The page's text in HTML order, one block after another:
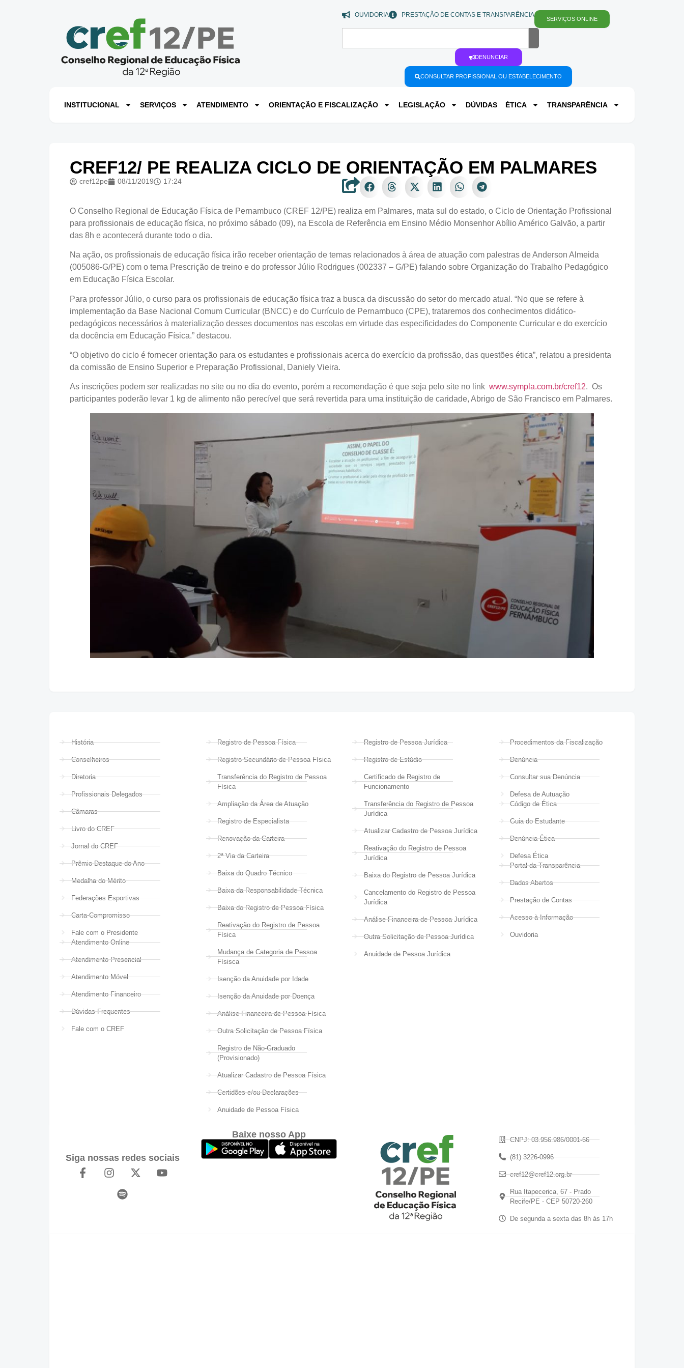
OUVIDORIA PRESTAÇÃO DE CONTAS E TRANSPARÊNCIA
SERVIÇOS ONLINE
DENUNCIAR
CONSULTAR PROFISSIONAL OU ESTABELECIMENTO
INSTITUCIONAL SERVIÇOS ATENDIMENTO ORIENTAÇÃO E FISCALIZAÇÃO LEGISLAÇÃO DÚVIDAS ÉTICA TRANSPARÊNCIA
CREF12/ PE REALIZA CICLO DE ORIENTAÇÃO EM PALMARES
cref12pe 08/11/2019 17:24
O Conselho Regional de Educação Física de Pernambuco (CREF 12/PE) realiza em Palmares, mata sul do estado, o Ciclo de Orientação Profissional
para profissionais de educação física, no próximo sábado (09), na Escola de Referência em Ensino Médio Monsenhor Abílio Américo Galvão, a partir
das 8h e acontecerá durante todo o dia.
Na ação, os profissionais de educação física irão receber orientação de temas relacionados à área de atuação com palestras de Anderson Almeida
(005086-G/PE) com o tema Prescrição de treino e do professor Júlio Rodrigues (002337 – G/PE) falando sobre Organização do Trabalho Pedagógico
em Educação Física Escolar.
Para professor Júlio, o curso para os profissionais de educação física traz a busca da discussão do setor do mercado atual. “No que se refere à
implementação da Base Nacional Comum Curricular (BNCC) e do Currículo de Pernambuco (CPE), trataremos dos conhecimentos didático-
pedagógicos necessários à materialização desses documentos nas escolas em virtude das especificidades do Componente Curricular e do exercício
da docência em Educação Física.” destacou.
“O objetivo do ciclo é fornecer orientação para os estudantes e profissionais acerca do exercício da profissão, das questões ética”, relatou a presidenta
da comissão de Ensino Superior e Preparação Profissional, Daniely Vieira.
As inscrições podem ser realizadas no site ou no dia do evento, porém a recomendação é que seja pelo site no link www.sympla.com.br/cref12. Os
participantes poderão levar 1 kg de alimento não perecível que será revertida para uma instituição de caridade, Abrigo de São Francisco em Palmares.
História
Conselheiros
Diretoria
Profissionais Delegados
Câmaras
Livro do CREF
Jornal do CREF
Prêmio Destaque do Ano
Medalha do Mérito
Federações Esportivas
Carta-Compromisso
Fale com o Presidente
Atendimento Online
Atendimento Presencial
Atendimento Móvel
Atendimento Financeiro
Dúvidas Frequentes
Fale com o CREF
Registro de Pessoa Física
Registro Secundário de Pessoa Física
Transferência do Registro de Pessoa
Física
Ampliação da Área de Atuação
Registro de Especialista
Renovação da Carteira
2ª Via da Carteira
Baixa do Quadro Técnico
Baixa da Responsabilidade Técnica
Baixa do Registro de Pessoa Física
Reativação do Registro de Pessoa
Física
Mudança de Categoria de Pessoa
Físisca
Isenção da Anuidade por Idade
Isenção da Anuidade por Doença
Análise Financeira de Pessoa Física
Outra Solicitação de Pessoa Física
Registro de Não-Graduado
(Provisionado)
Atualizar Cadastro de Pessoa Física
Certidões e/ou Declarações
Anuidade de Pessoa Física
Registro de Pessoa Jurídica
Registro de Estúdio
Certificado de Registro de
Funcionamento
Transferência do Registro de Pessoa
Jurídica
Atualizar Cadastro de Pessoa Jurídica
Reativação do Registro de Pessoa
Jurídica
Baixa do Registro de Pessoa Jurídica
Cancelamento do Registro de Pessoa
Jurídica
Análise Financeira de Pessoa Jurídica
Outra Solicitação de Pessoa Jurídica
Anuidade de Pessoa Jurídica
Procedimentos da Fiscalização
Denúncia
Consultar sua Denúncia
Defesa de Autuação
Código de Ética
Guia do Estudante
Denúncia Ética
Defesa Ética
Portal da Transparência
Dados Abertos
Prestação de Contas
Acesso à Informação
Ouvidoria
Siga nossas redes sociais
Baixe nosso App
CNPJ: 03.956.986/0001-66
(81) 3226-0996
cref12@cref12.org.br
Rua Itapecerica, 67 - Prado
Recife/PE - CEP 50720-260
De segunda a sexta das 8h às 17h